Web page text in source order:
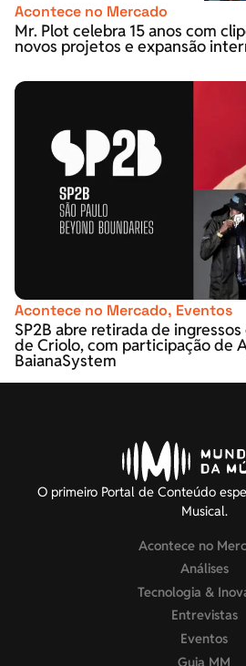
Acontece no Mercado
Mr. Plot celebra 15 anos com
novos projetos e expansão
Acontece no Mercado, Eventos
SP2B abre retirada de
de Criolo, com participação de
BaianaSystem
O primeiro Portal de Conteúdo
Musical.
Acontece no
Análises
Tecnologia &
Entrevistas
Eventos
Guia MM